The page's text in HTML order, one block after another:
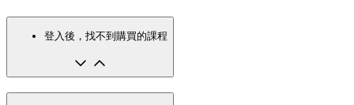
登入後，找不到購買的課程